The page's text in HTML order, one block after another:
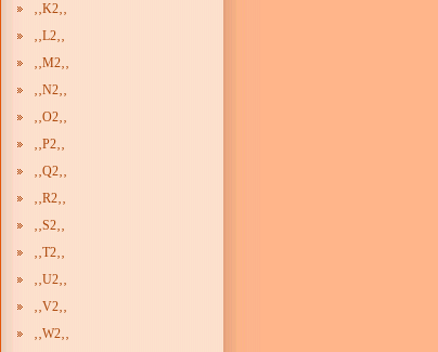
‚‚K2‚‚
‚‚L2‚‚
‚‚M2‚‚
‚‚N2‚‚
‚‚O2‚‚
‚‚P2‚‚
‚‚Q2‚‚
‚‚R2‚‚
‚‚S2‚‚
‚‚T2‚‚
‚‚U2‚‚
‚‚V2‚‚
‚‚W2‚‚